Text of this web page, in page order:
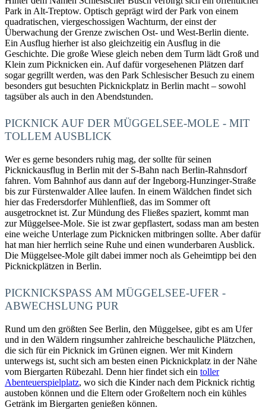
Park in Alt-Treptow. Optisch geprägt wird der Park von einem
quadratischen, viergeschossigen Wachturm, der einst der
Überwachung der Grenze zwischen Ost- und West-Berlin diente.
Ein Ausflug hierher ist also gleichzeitig ein Ausflug in die
Geschichte. Die große Wiese gleich neben dem Turm lädt Groß und
Klein zum Picknicken ein. Auf dafür vorgesehenen Plätzen darf
sogar gegrillt werden, was den Park Schlesischer Besuch zu einem
besonders gut besuchten Picknickplatz in Berlin macht – sowohl
tagsüber als auch in den Abendstunden.
PICKNICK AUF DER MÜGGELSEE-MOLE - MIT
TOLLEM AUSBLICK
Wer es gerne besonders ruhig mag, der sollte für seinen
Picknickausflug in Berlin mit der S-Bahn nach Berlin-Rahnsdorf
fahren. Vom Bahnhof aus dann auf der Ingeborg-Hunzinger-Straße
bis zur Fürstenwalder Allee laufen. In einem Wäldchen findet sich
hier das Fredersdorfer Mühlenfließ, das im Sommer oft
ausgetrocknet ist. Zur Mündung des Fließes spaziert, kommt man
zur Müggelsee-Mole. Sie ist zwar gepflastert, sodass man am besten
eine weiche Unterlage zum Picknicken mitbringen sollte. Aber dafür
hat man hier herrlich seine Ruhe und einen wunderbaren Ausblick.
Die Müggelsee-Mole gilt dabei immer noch als Geheimtipp bei den
Picknickplätzen in Berlin.
PICKNICKSPASS AM MÜGGELSEE-UFER - A
BWECHSLUNG PUR
Rund um den größten See Berlin, den Müggelsee, gibt es am Ufer
und in den Wäldern ringsumher zahlreiche beschauliche Plätzchen,
die sich für ein Picknick im Grünen eignen. Wer mit Kindern
unterwegs ist, sucht sich am besten einen Picknickplatz in der Nähe
vom Biergarten Rübezahl. Denn hier findet sich ein toller
Abenteuerspielplatz, wo sich die Kinder nach dem Picknick richtig
austoben können und die Eltern oder Großeltern noch ein kühles
Getränk im Biergarten genießen können.